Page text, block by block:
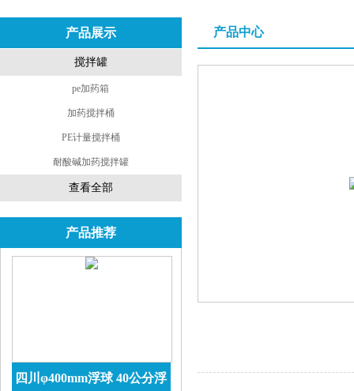
产品展示
搅拌罐
pe加药箱
加药搅拌桶
PE计量搅拌桶
耐酸碱加药搅拌罐
查看全部
产品推荐
四川φ400mm浮球 40公分浮
产品中心